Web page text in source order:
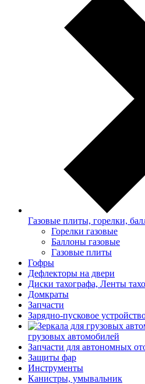
Газовые плиты, горелки,
Горелки газовые
Баллоны газовые
Газовые плиты
Гофры
Дефлекторы на двери
Диски тахографа, Ленты
Домкраты
Запчасти
Зарядно-пусковое
грузовых автомобилей
Запчасти для автономных
Защиты фар
Инструменты
Канистры, умывальник